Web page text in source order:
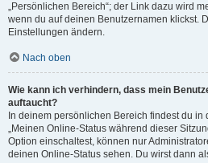
„Persönlichen Bereich“; der Link dazu wird
wenn du auf deinen Benutzernamen klickst.
Einstellungen ändern.
Nach oben
Wie kann ich verhindern, dass mein
auftaucht?
In deinem persönlichen Bereich findest du
„Meinen Online-Status während dieser
Option einschaltest, können nur
deinen Online-Status sehen. Du wirst dann